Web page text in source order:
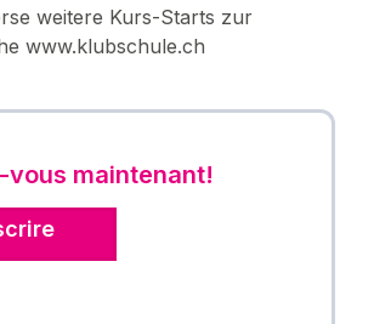
weitere Kurs-Starts zur
www.klubschule.ch
vous maintenant!